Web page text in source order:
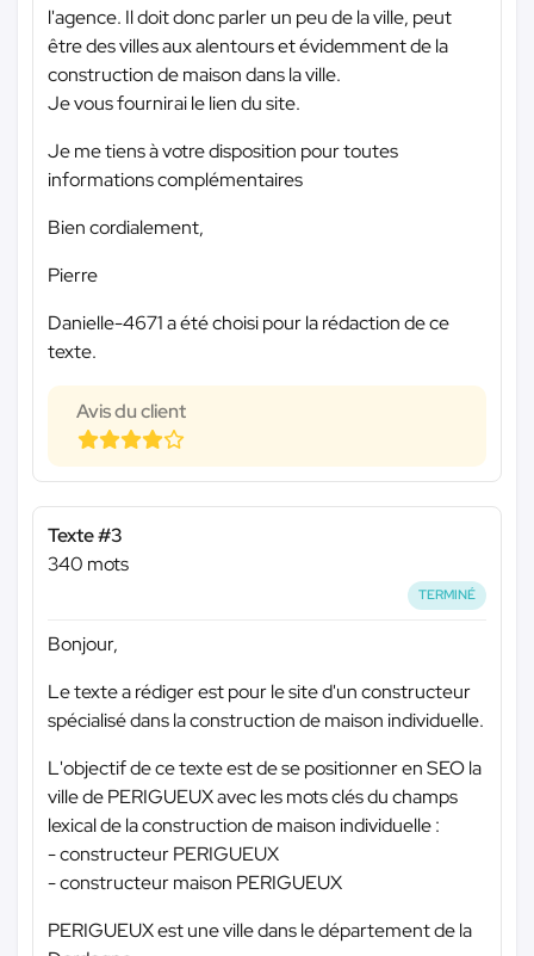
l'agence. Il doit donc parler un peu de la ville, peut
être des villes aux alentours et évidemment de la
construction de maison dans la ville.
Je vous fournirai le lien du site.
Je me tiens à votre disposition pour toutes
informations complémentaires
Bien cordialement,
Pierre
Danielle-4671 a été choisi pour la rédaction de ce
texte.
Avis du client
Texte #3
340 mots
TERMINÉ
Bonjour,
Le texte a rédiger est pour le site d'un constructeur
spécialisé dans la construction de maison individuelle.
L'objectif de ce texte est de se positionner en SEO la
ville de PERIGUEUX avec les mots clés du champs
lexical de la construction de maison individuelle :
- constructeur PERIGUEUX
- constructeur maison PERIGUEUX
PERIGUEUX est une ville dans le département de la